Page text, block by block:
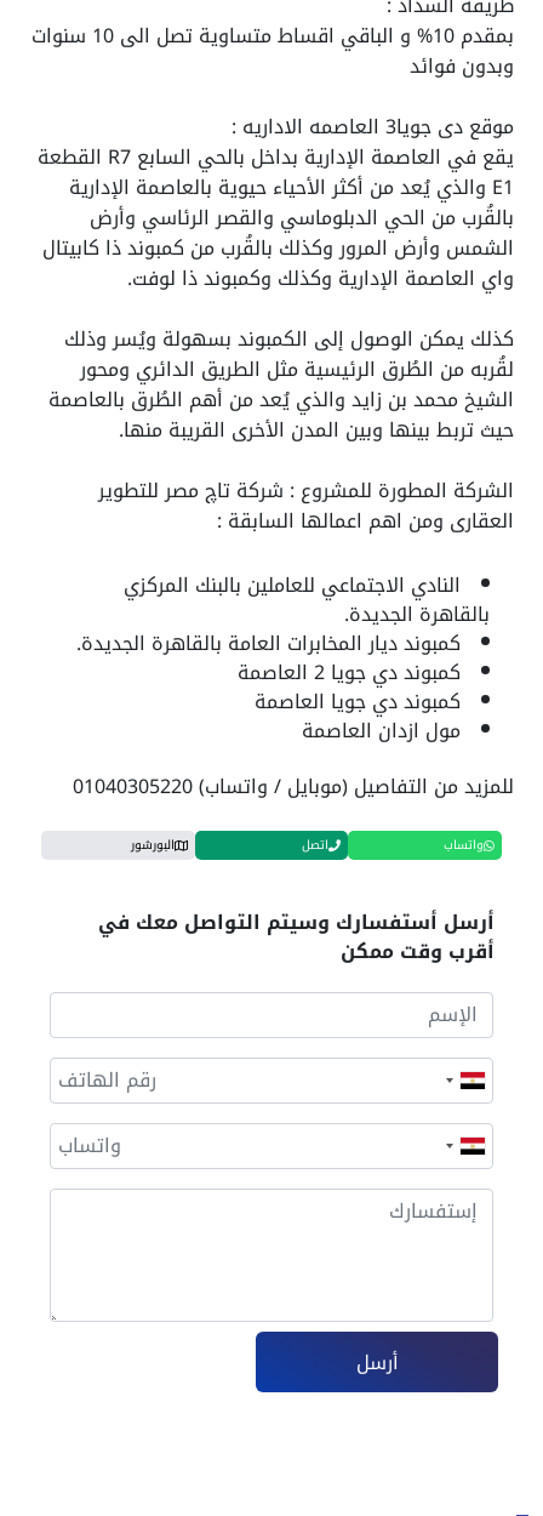
بمقدم 10% و الباقي اقساط متساوية تصل الى 10 سنوات
وبدون فوائد
موقع دى جويا3 العاصمه الاداريه :
يقع في العاصمة الإدارية بداخل بالحي السابع R7 القطعة
E1 والذي يُعد من أكثر الأحياء حيوية بالعاصمة الإدارية
بالقُرب من الحي الدبلوماسي والقصر الرئاسي وأرض
الشمس وأرض المرور وكذلك بالقُرب من كمبوند ذا كابيتال
واي العاصمة الإدارية وكذلك وكمبوند ذا لوفت.
كذلك يمكن الوصول إلى الكمبوند بسهولة ويُسر وذلك
لقُربه من الطُرق الرئيسية مثل الطريق الدائري ومحور
الشيخ محمد بن زايد والذي يُعد من أهم الطُرق بالعاصمة
حيث تربط بينها وبين المدن الأخرى القريبة منها.
الشركة المطورة للمشروع : شركة تاچ مصر للتطوير
العقارى ومن اهم اعمالها السابقة :
النادي الاجتماعي للعاملين بالبنك المركزي
بالقاهرة الجديدة.
كمبوند ديار المخابرات العامة بالقاهرة الجديدة.
كمبوند دي جويا 2 العاصمة
كمبوند دي جويا العاصمة
مول ازدان العاصمة
للمزيد من التفاصيل (موبايل / واتساب) 01040305220
واتساب اتصل البورشور
أرسل أستفسارك وسيتم التواصل معك في
أقرب وقت ممكن
أرسل